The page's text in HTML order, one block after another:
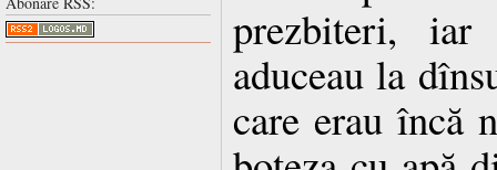
prezbiteri,
aduceau la
care erau încă